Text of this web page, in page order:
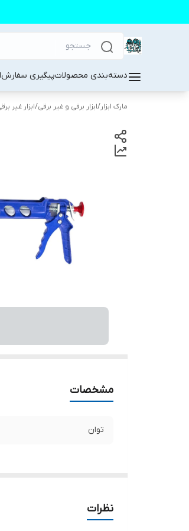
دسته‌بندی محصولاتپیگیری سفارش
مارک ابزار/ابزار برقی و غیر برقی/ابزار غیر
مشخصات
توان
نظرات